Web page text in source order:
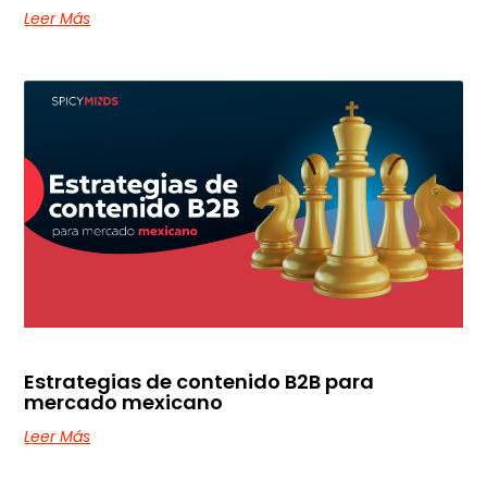
Leer Más
Estrategias de contenido B2B para
mercado mexicano
Leer Más